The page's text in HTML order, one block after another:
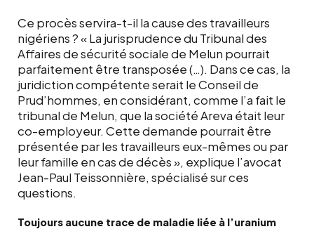
Ce procès servira-t-il la cause des travailleurs
nigériens ? « La jurisprudence du Tribunal des
Affaires de sécurité sociale de Melun pourrait
parfaitement être transposée (…). Dans ce cas, la
juridiction compétente serait le Conseil de
Prud’hommes, en considérant, comme l’a fait le
tribunal de Melun, que la société Areva était leur
co-employeur. Cette demande pourrait être
présentée par les travailleurs eux-mêmes ou par
leur famille en cas de décès », explique l’avocat
Jean-Paul Teissonnière, spécialisé sur ces
questions.
Toujours aucune trace de maladie liée à l’uranium